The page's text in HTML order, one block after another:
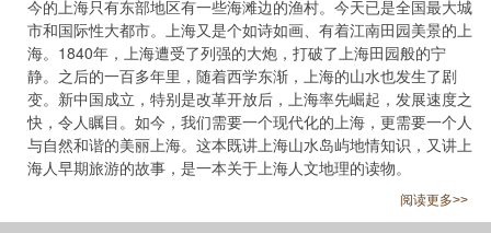
今的上海只有东部地区有一些海滩边的渔村。今天已是全国最大城
市和国际性大都市。上海又是个如诗如画、有着江南田园美景的上
海。1840年，上海遭受了列强的大炮，打破了上海田园般的宁
静。之后的一百多年里，随着西学东渐，上海的山水也发生了剧
变。新中国成立，特别是改革开放后，上海率先崛起，发展速度之
快，令人瞩目。如今，我们需要一个现代化的上海，更需要一个人
与自然和谐的美丽上海。这本既讲上海山水岛屿地情知识，又讲上
海人早期旅游的故事，是一本关于上海人文地理的读物。
阅读更多>>